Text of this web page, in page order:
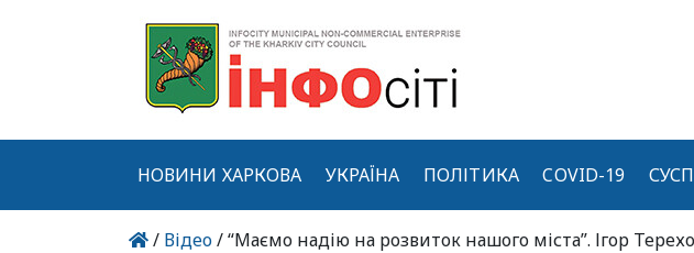
НОВИНИ ХАРКОВА УКРАЇНА ПОЛІТИКА COVID-19
/ Відео/ “Маємо надію на розвиток нашого міста”. Ігор